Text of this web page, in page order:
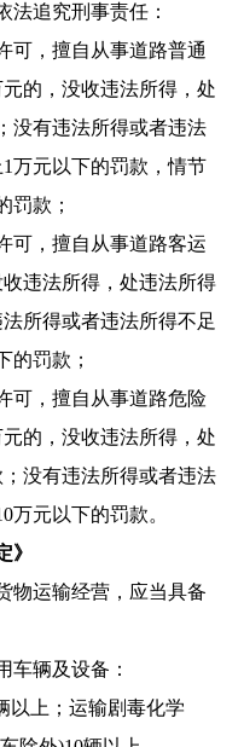
法追究刑事责任：
，擅自从事道路普通
的，没收违法所得，处
没有违法所得或者违法
万元以下的罚款，情节
罚款；
，擅自从事道路客运
违法所得，处违法所得
所得或者违法所得不足
的罚款；
，擅自从事道路危险
的，没收违法所得，处
没有违法所得或者违法
万元以下的罚款。
运输经营，应当具备
辆及设备：
上；运输剧毒化学